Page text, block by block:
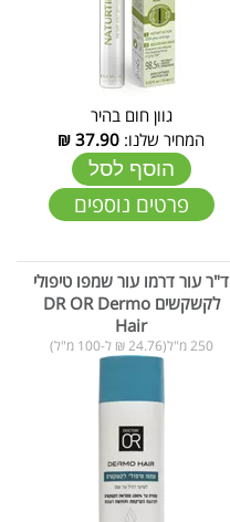
גוון חום בהיר
המחיר שלנו: 37.90
₪
הוסף לסל
פרטים נוספים
ד"ר עור דרמו עור שמפו טיפולי
לקשקשים DR OR Dermo
Hair
250 מ"ל(24.76 ₪ ל-100 מ"ל)